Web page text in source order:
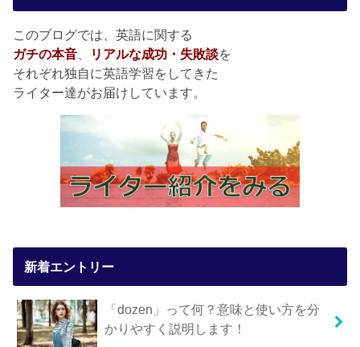
このブログでは、英語に関する
ガチの本音
リアルな成功・失敗談を
それぞれ独自に英語学習をしてきた
ライター達がお届けしています。
新着エントリー
「dozen」って何？意味と使い方を分
かりやすく説明します！